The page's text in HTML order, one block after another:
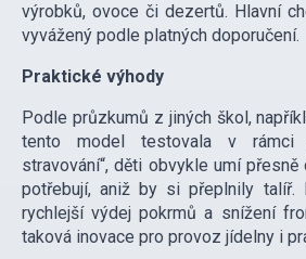
výrobků, ovoce či dezertů. Hlavní
vyvážený podle platných doporučení.
Praktické výhody
Podle průzkumů z jiných škol,
tento model testovala v rámci
stravování“, děti obvykle umí
potřebují, aniž by si přeplnily talíř.
rychlejší výdej pokrmů a snížení
taková inovace pro provoz jídelny i